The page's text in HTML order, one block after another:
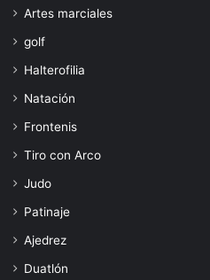
Artes marciales
golf
Halterofilia
Natación
Frontenis
Tiro con Arco
Judo
Patinaje
Ajedrez
Duatlón